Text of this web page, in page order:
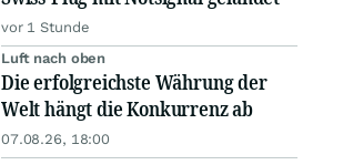
vor 1 Stunde
Luft nach oben
Die erfolgreichste Währung der
Welt hängt die Konkurrenz ab
07.08.26, 18:00